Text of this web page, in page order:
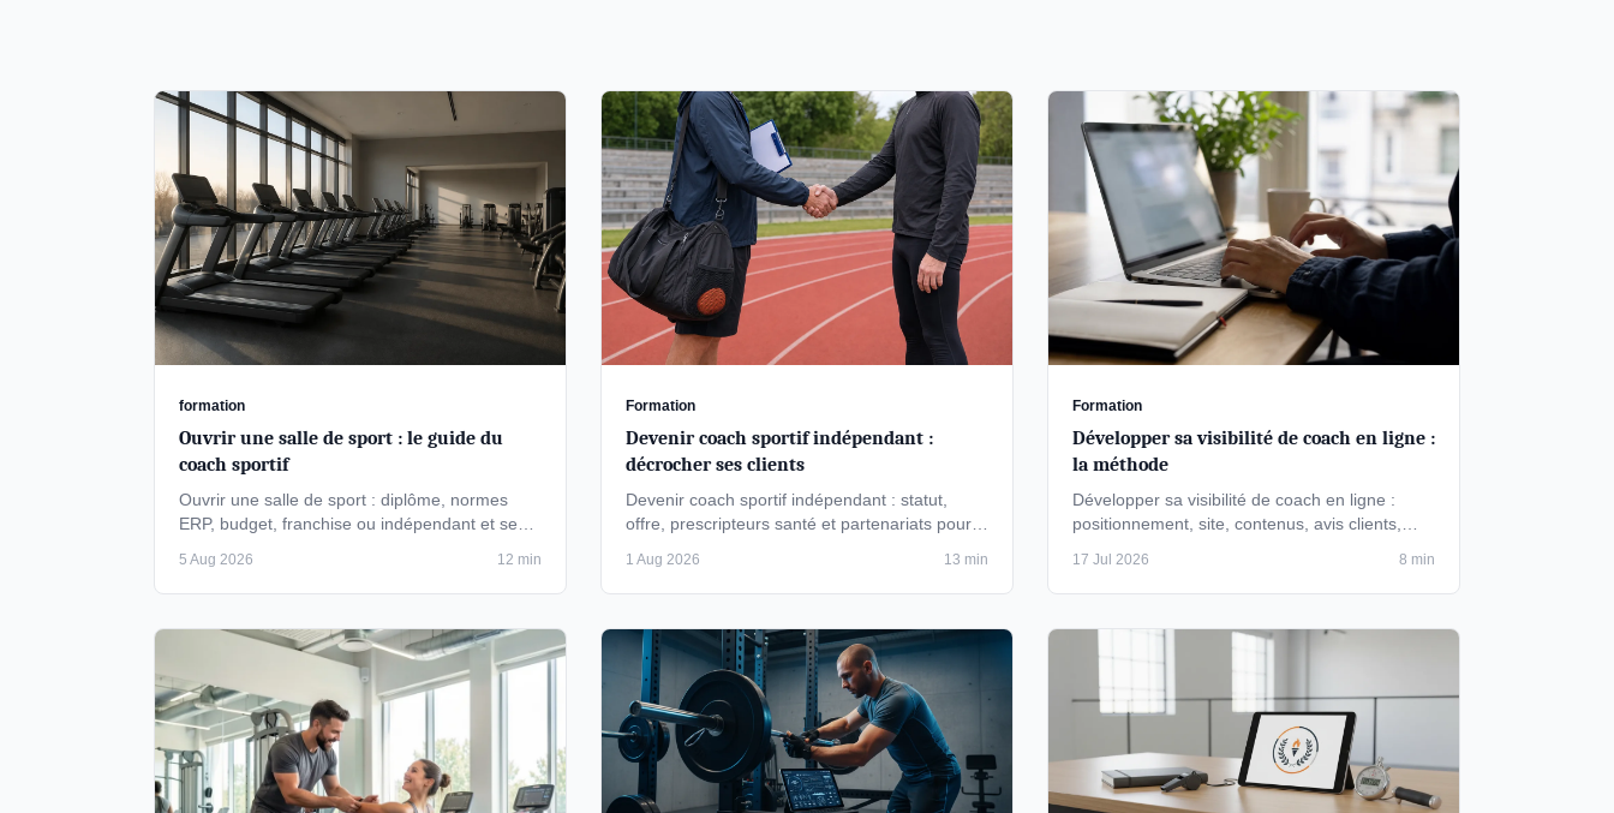
formation
Ouvrir une salle de sport : le guide du
coach sportif
Ouvrir une salle de sport : diplôme, normes
ERP, budget, franchise ou indépendant et seuil
5 Aug 2026 12 min
Formation
Devenir coach sportif indépendant :
décrocher ses clients
Devenir coach sportif indépendant : statut,
offre, prescripteurs santé et partenariats pour
1 Aug 2026 13 min
Formation
Développer sa visibilité de coach en ligne :
la méthode
Développer sa visibilité de coach en ligne :
positionnement, site, contenus, avis clients,
17 Jul 2026 8 min